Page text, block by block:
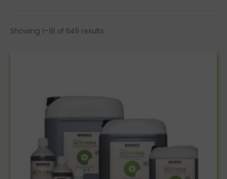
Showing 1–18 of 649 results